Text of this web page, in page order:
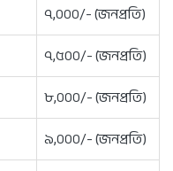
৭,০০০/- (জনপ্রতি)
৭,৫০০/- (জনপ্রতি)
৮,০০০/- (জনপ্রতি)
৯,০০০/- (জনপ্রতি)